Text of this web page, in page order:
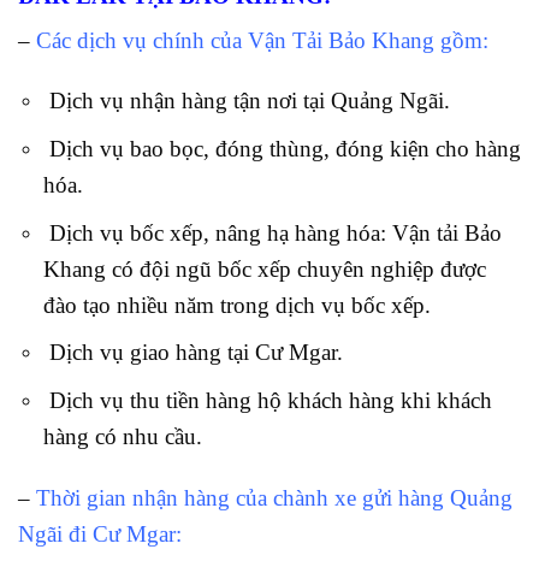
– Các dịch vụ chính của Vận Tải Bảo Khang gồm:
Dịch vụ nhận hàng tận nơi tại Quảng Ngãi.
Dịch vụ bao bọc, đóng thùng, đóng kiện cho hàng
hóa.
Dịch vụ bốc xếp, nâng hạ hàng hóa: Vận tải Bảo
Khang có đội ngũ bốc xếp chuyên nghiệp được
đào tạo nhiều năm trong dịch vụ bốc xếp.
Dịch vụ giao hàng tại Cư Mgar.
Dịch vụ thu tiền hàng hộ khách hàng khi khách
hàng có nhu cầu.
– Thời gian nhận hàng của chành xe gửi hàng Quảng
Ngãi đi Cư Mgar: